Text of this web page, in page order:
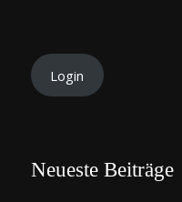
Login
Neueste Beiträge